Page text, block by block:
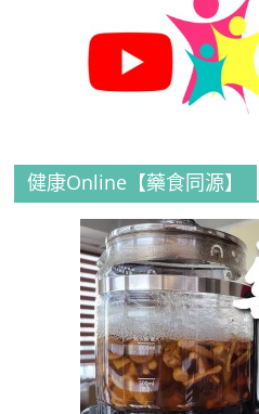
健康Online【藥食同源】